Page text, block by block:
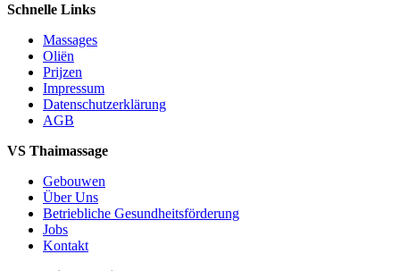
Schnelle Links
Massages
Oliën
Prijzen
Impressum
Datenschutzerklärung
AGB
VS Thaimassage
Gebouwen
Über Uns
Betriebliche Gesundheitsförderung
Jobs
Kontakt